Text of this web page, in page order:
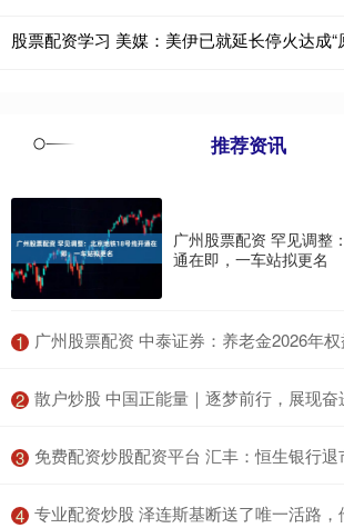
股票配资学习 美媒：美伊已就延长停火达成“
推荐资讯
广州股票配资 罕见调整
通在即，一车站拟更名
1 广州股票配资 中泰证券：养老金2026年权益增量资金近7000亿，权益仓位
2 散户炒股 中国正能量｜逐梦前行，展现
3 免费配资炒股配资平台 汇丰：恒生银行退市
4 专业配资炒股 泽连斯基断送了唯一活路，他狠狠给中国一